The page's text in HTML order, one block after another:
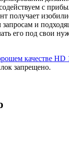
с
получает
и
его под свои
качестве HD
запрещено.